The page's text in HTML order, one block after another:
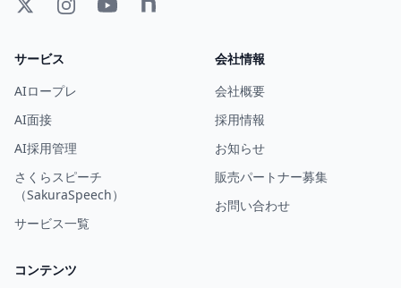
サービス
AIロープレ
AI面接
AI採用管理
さくらスピーチ
（SakuraSpeech）
サービス一覧
会社情報
会社概要
採用情報
お知らせ
販売パートナー募集
お問い合わせ
コンテンツ